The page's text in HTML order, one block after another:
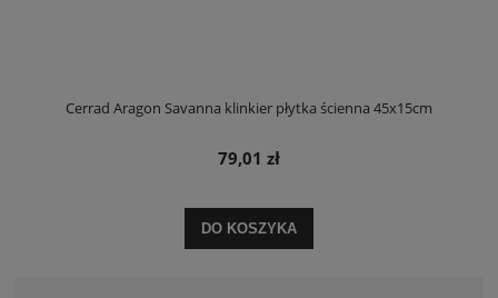
Cerrad Aragon Savanna klinkier płytka ścienna 45x15cm
79,01 zł
DO KOSZYKA